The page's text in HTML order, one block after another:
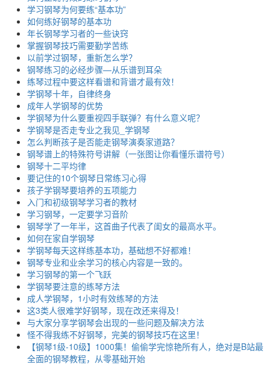
学习钢琴为何要练“基本功”
如何练好钢琴的基本功
年长钢琴学习者的一些诀窍
掌握钢琴技巧需要勤学苦练
以前学过钢琴，重新怎么学？
钢琴练习的必经步骤—从乐谱到耳朵
练琴过程中要这样看谱和背谱才最有效！
学钢琴十年，自律终身
成年人学钢琴的优势
学钢琴为什么要重视四手联弹？有什么意义呢？
学钢琴是否走专业之我见_学钢琴
怎么判断孩子是否能走钢琴演奏家道路？
钢琴谱上的特殊符号讲解（一张图让你看懂乐谱符号）
钢琴十二平均律
要记住的10个钢琴日常练习心得
孩子学钢琴要培养的五项能力
入门和初级钢琴学习者的教材
学习钢琴，一定要学习音阶
钢琴学了一年半，这首曲子代表了闺女的最高水平。
如何在家自学钢琴
学钢琴每天这样练基本功，基础想不好都难！
钢琴专业和业余学习的核心内容是一致的。
学习钢琴的第一个飞跃
学钢琴要注意的练琴方法
成人学钢琴，1小时有效练琴的方法
这3类人很难学好钢琴，现在改还来得及！
与大家分享学钢琴会出现的一些问题及解决方法
怪不得我练不好钢琴，完美的钢琴技巧在这里！
【钢琴1级-10级】1000集！偷偷学完惊艳所有人，绝对是B站最
全面的钢琴教程，从零基础开始